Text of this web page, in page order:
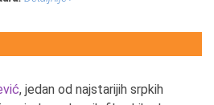
, jedan od najstarijih srpkih